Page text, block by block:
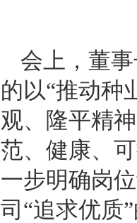
会上，董
的以“推动种
观、隆平精
范、健康、
一步明确岗
司“追求优质